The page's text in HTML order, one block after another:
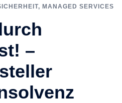
, MANAGED SERVICES
–